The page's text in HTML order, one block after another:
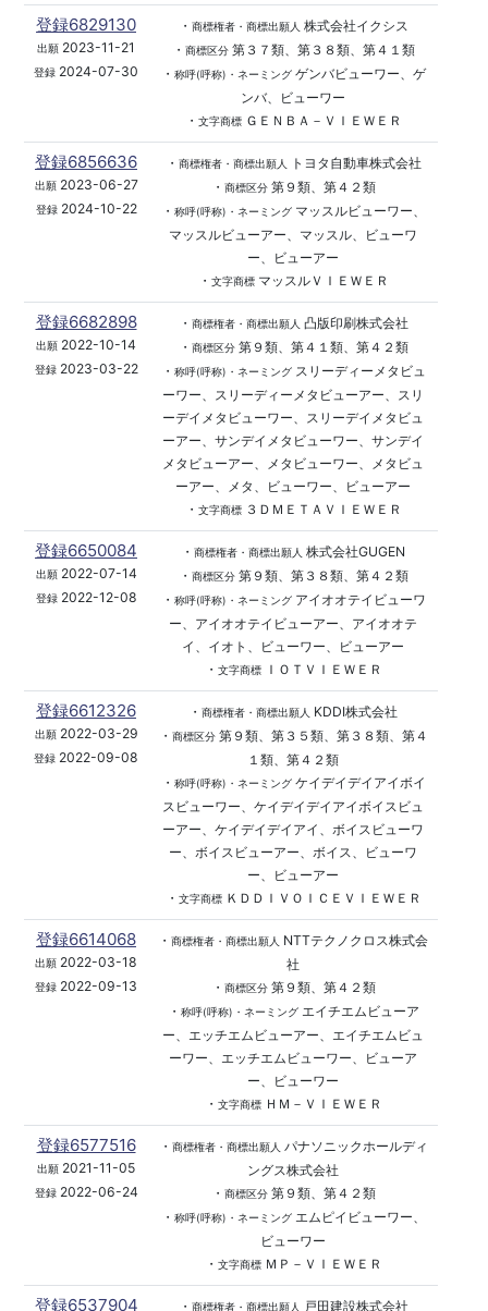
登録6829130
出願 2023-11-21
登録 2024-07-30
・ 商標権者・商標出願人 株式会社イクシス
・ 商標区分第３７類、第３８類、第４１類
・ 称呼(呼称)・ネーミングゲンバビューワー、ゲ
ンバ、ビューワー
・ 文字商標ＧＥＮＢＡ－ＶＩＥＷＥＲ
登録6856636
出願2023-06-27
登録2024-10-22
・ 商標権者・商標出願人
トヨタ自動車株式会社
・ 商標区分第９類、第４２類
・ 称呼(呼称)・ネーミングマッスルビューワー、
マッスルビューアー、マッスル、ビューワ
ー、ビューアー
・ 文字商標マッスルＶＩＥＷＥＲ
登録6682898
出願 2022-10-14
登録2023-03-22
・ 商標権者・商標出願人 凸版印刷株式会社
・ 商標区分第９類、第４１類、第４２類
・ 称呼(呼称)・ネーミングスリーディーメタビュ
ーワー、スリーディーメタビューアー、スリ
ーデイメタビューワー、スリーデイメタビュ
ーアー、サンデイメタビューワー、サンデイ
メタビューアー、メタビューワー、メタビュ
ーアー、メタ、ビューワー、ビューアー
・ 文字商標３ＤＭＥＴＡＶＩＥＷＥＲ
登録6650084
出願2022-07-14
登録2022-12-08
・ 商標権者・商標出願人 株式会社GUGEN
・ 商標区分第９類、第３８類、第４２類
・ 称呼(呼称)・ネーミングアイオオテイビューワ
ー、アイオオテイビューアー、アイオオテ
イ、イオト、ビューワー、ビューアー
・ 文字商標ＩＯＴＶＩＥＷＥＲ
登録6612326
出願2022-03-29
登録 2022-09-08
・ 商標権者・商標出願人
KDDI株式会社
・ 商標区分第９類、第３５類、第３８類、第４
１類、第４２類
・ 称呼(呼称)・ネーミングケイデイデイアイボイ
スビューワー、ケイデイデイアイボイスビュ
ーアー、ケイデイデイアイ、ボイスビューワ
ー、ボイスビューアー、ボイス、ビューワ
ー、ビューアー
・ 文字商標ＫＤＤＩＶＯＩＣＥＶＩＥＷＥＲ
登録6614068
出願 2022-03-18
登録 2022-09-13
・ 商標権者・商標出願人
NTTテクノクロス株式会
社
・ 商標区分第９類、第４２類
・ 称呼(呼称)・ネーミングエイチエムビューア
ー、エッチエムビューアー、エイチエムビュ
ーワー、エッチエムビューワー、ビューア
ー、ビューワー
・ 文字商標ＨＭ－ＶＩＥＷＥＲ
登録6577516
出願 2021-11-05
登録2022-06-24
・ 商標権者・商標出願人 パナソニックホールディ
ングス株式会社
・ 商標区分第９類、第４２類
・ 称呼(呼称)・ネーミングエムピイビューワー、
ビューワー
・ 文字商標ＭＰ－ＶＩＥＷＥＲ
登録6537904 ・ 商標権者・商標出願人 戸田建設株式会社